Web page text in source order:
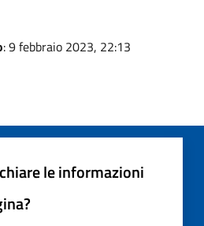
: 9 febbraio 2023, 22:13
le informazioni